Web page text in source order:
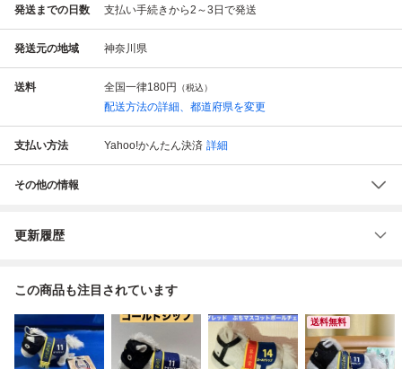
発送までの日数 支払い手続きから2～3日で発送
発送元の地域 神奈川県
送料 全国一律180円 （税込）
配送方法の詳細、都道府県を変更
支払い方法 Yahoo!かんたん決済 詳細
その他の情報
更新履歴
この商品も注目されています
送料無料